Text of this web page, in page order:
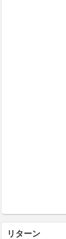
リターン